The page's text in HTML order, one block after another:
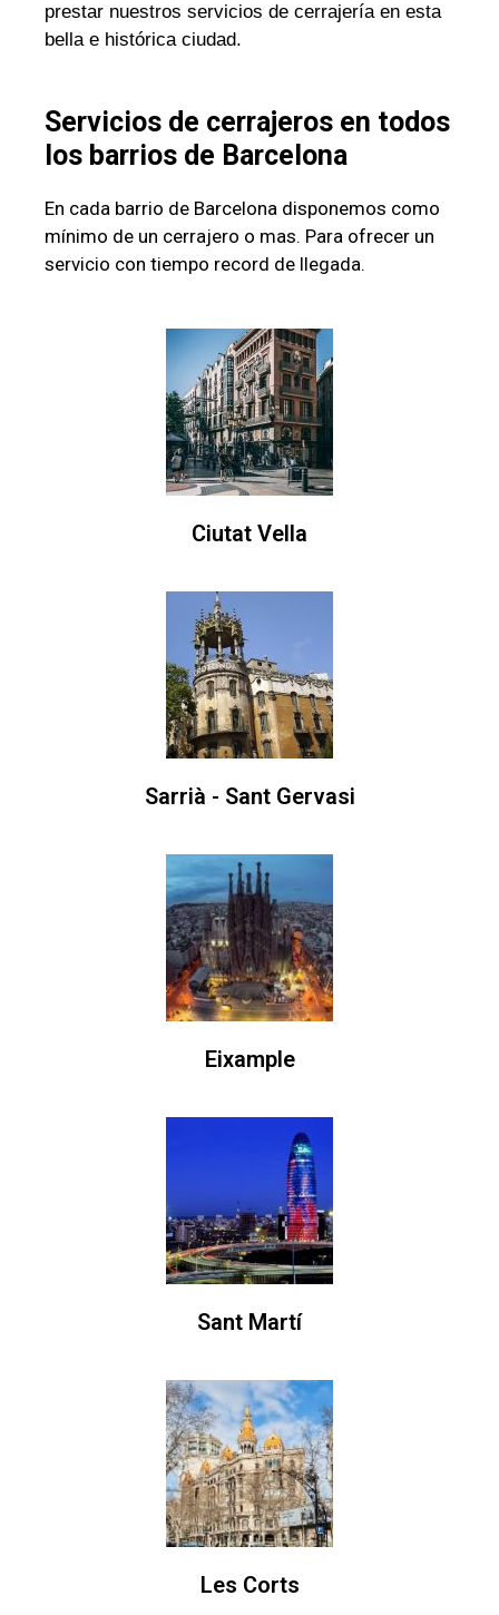
prestar nuestros servicios de cerrajería en esta
bella e histórica ciudad.
Servicios de cerrajeros en todos
los barrios de Barcelona
En cada barrio de Barcelona disponemos como
mínimo de un cerrajero o mas. Para ofrecer un
servicio con tiempo record de llegada.
Ciutat Vella
Sarrià - Sant Gervasi
Eixample
Sant Martí
Les Corts